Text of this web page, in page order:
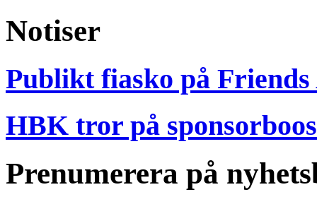
Notiser
Publikt fiasko på Friends
HBK tror på
Prenumerera på